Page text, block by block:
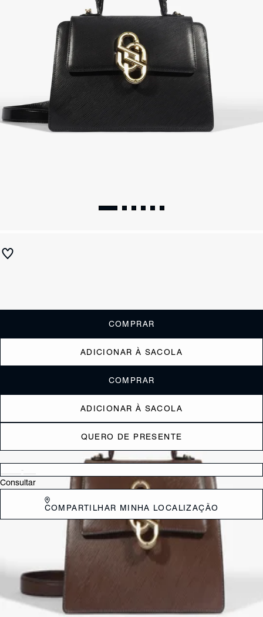
COMPRAR
ADICIONAR À SACOLA
COMPRAR
ADICIONAR À SACOLA
QUERO DE PRESENTE
Verificar disponibilidade nas lojas próximas a você
Consultar
COMPARTILHAR MINHA LOCALIZAÇÃO
Com um design elegante e charmoso, esta bolsa satchel é a escolha
ideal para quem valoriza sofisticação em cada detalhe. Feita em
couro, ela se destaca por seu fecho dourado exclusivo Schutz, além
das ferragens luxuosas na base da alça de mão e alça de corrente,
criando um visual poderoso e refinado. Versátil, esta bolsa preta tem